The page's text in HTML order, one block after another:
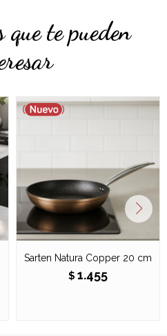
te pueden
Sarten Natura Copper 20 cm
$ 1.455